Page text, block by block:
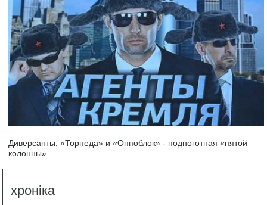
Диверсанты, «Торпеда» и «Оппоблок» - подноготная «пятой
колонны».
хроніка